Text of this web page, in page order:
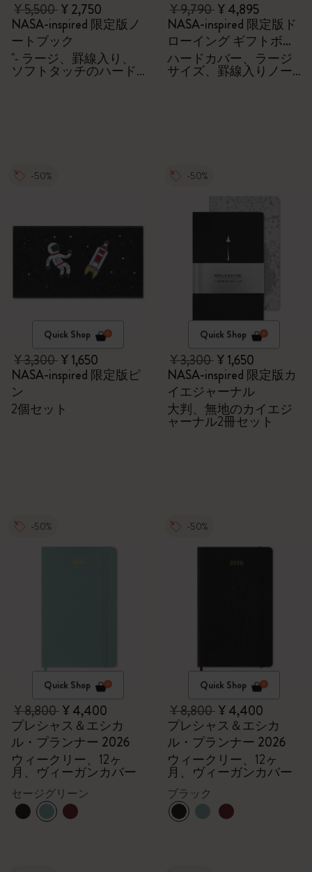
¥ 5,500¥ 2,750
NASA-inspired 限定版ノ
ートブック
"- ラージ、罫線入り、
ソフトタッチのハード
カバー - ギフトボック
¥ 9,790¥ 4,895
NASA-inspired 限定版ド
ローイング ギフトボッ
クス
ハードカバー、ラージ
サイズ、罫線入りノー
トブック。ブラックウ
-50%
Quick Shop
¥ 3,300¥ 1,650
NASA-inspired 限定版ピ
ン
2個セット
-50%
Quick Shop
¥ 3,300¥ 1,650
NASA-inspired 限定版カ
イエジャーナル
大判、無地のカイエジ
ャーナル2冊セット
-50%
Quick Shop
¥ 8,800¥ 4,400
プレシャス＆エシカ
ル・プランナー 2026
ウィークリー、12ヶ
月、ヴィーガンカバー
セージグリーン
-50%
Quick Shop
¥ 8,800¥ 4,400
プレシャス＆エシカ
ル・プランナー 2026
ウィークリー、12ヶ
月、ヴィーガンカバー
ブラック